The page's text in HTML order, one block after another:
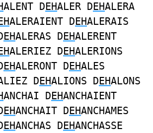
ALENT DEHALER DEHALERA
ALERAIENT DEHALERAIS
EHALERAS DEHALERENT
ALERIEZ DEHALERIONS
EHALERONT DEHALES
DEHALIONS DEHALONS
ANCHAI DEHANCHAIENT
EHANCHAIT DEHANCHAMES
EHANCHAS DEHANCHASSE